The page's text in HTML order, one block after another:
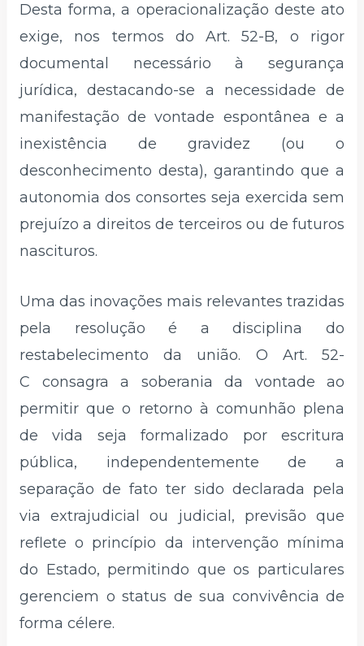
Desta forma, a operacionalização deste ato
exige, nos termos do Art. 52-B, o rigor
documental necessário à segurança
jurídica, destacando-se a necessidade de
manifestação de vontade espontânea e a
inexistência de gravidez (ou o
desconhecimento desta), garantindo que a
autonomia dos consortes seja exercida sem
prejuízo a direitos de terceiros ou de futuros
nascituros.
Uma das inovações mais relevantes trazidas
pela resolução é a disciplina do
restabelecimento da união. O Art. 52-
C consagra a soberania da vontade ao
permitir que o retorno à comunhão plena
de vida seja formalizado por escritura
pública, independentemente de a
separação de fato ter sido declarada pela
via extrajudicial ou judicial, previsão que
reflete o princípio da intervenção mínima
do Estado, permitindo que os particulares
gerenciem o status de sua convivência de
forma célere.